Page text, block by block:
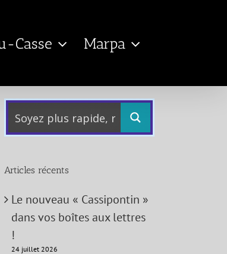
Casse Marpa
Articles récents
Le nouveau « Cassipontin »
dans vos boîtes aux lettres
!
24 juillet 2026